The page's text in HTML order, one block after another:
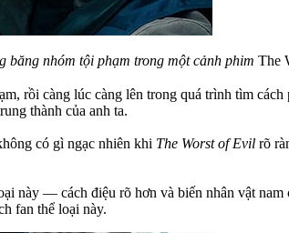
băng nhóm tội phạm trong một cảnh phim The
rồi càng lúc càng lên trong quá trình tìm
thành của anh ta.
có gì ngạc nhiên khi The Worst of Evil rõ
này — cách điệu rõ hơn và biến nhân vật nam
fan thể loại này.